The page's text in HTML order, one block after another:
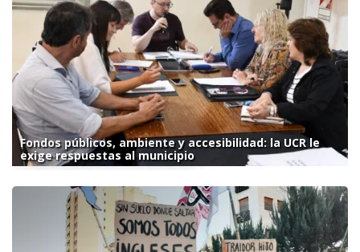
Fondos públicos, ambiente y accesibilidad: la UCR le
exige respuestas al municipio